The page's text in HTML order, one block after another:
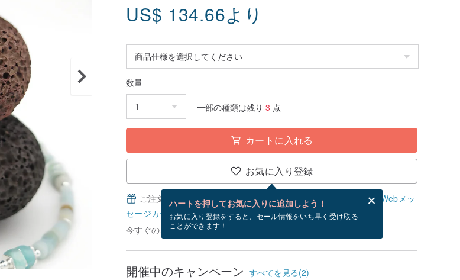
US$ 134.66より
数量
一部の種類は残り 3 点
カートに入れる
お気に入り登録
ハートを押してお気に入りに追加しよう！
お気に入り登録をすると、セール情報をいち早く受け取る
ことができます！
ご注文完了後、無料でWebメッセージカードを作成できます。
Webメッ
セージカードとは？
今すぐのご注文で8/18~8/26にお届け予定です。
開催中のキャンペーン すべてを見る(2)